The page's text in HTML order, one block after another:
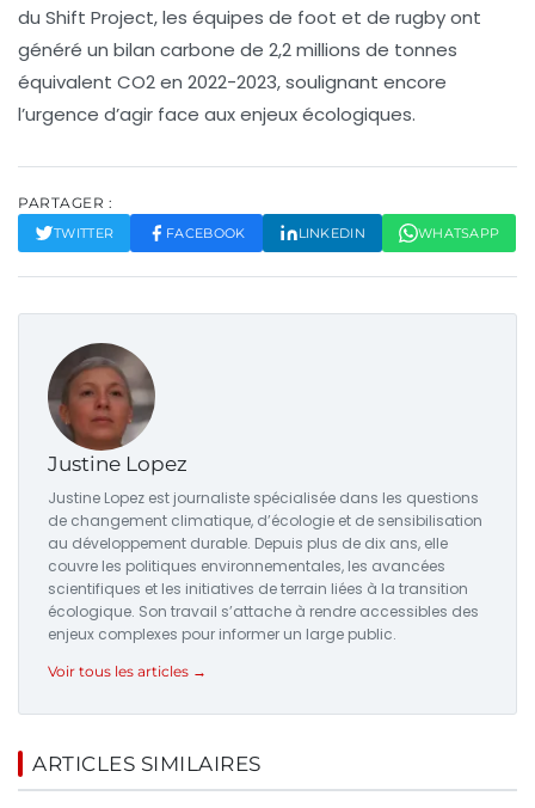
du Shift Project, les équipes de foot et de rugby ont
généré un bilan carbone de 2,2 millions de tonnes
équivalent CO2en 2022-2023, soulignant encore
l’urgence d’agir face aux enjeux écologiques.
PARTAGER :
TWITTER FACEBOOK LINKEDIN WHATSAPP
Justine Lopez
Justine Lopez est journaliste spécialisée dans les questions
de changement climatique, d’écologie et de sensibilisation
au développement durable. Depuis plus de dix ans, elle
couvre les politiques environnementales, les avancées
scientifiques et les initiatives de terrain liées à la transition
écologique. Son travail s’attache à rendre accessibles des
enjeux complexes pour informer un large public.
Voir tous les articles →
ARTICLES SIMILAIRES